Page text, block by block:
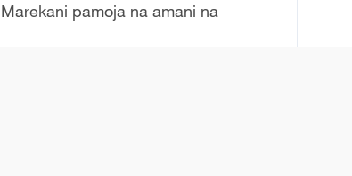
pamoja na amani na